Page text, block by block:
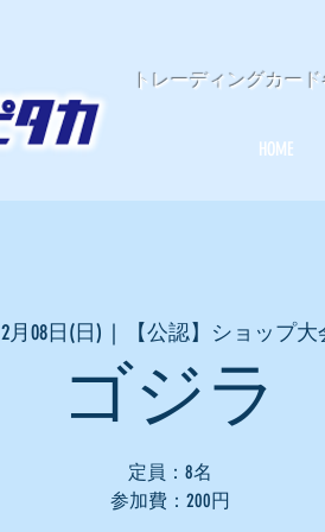
トレーディングカー
HOME
2月08日(日)
  |
【公認】ショップ大
ゴジラ
定員：8名
参加費：200円